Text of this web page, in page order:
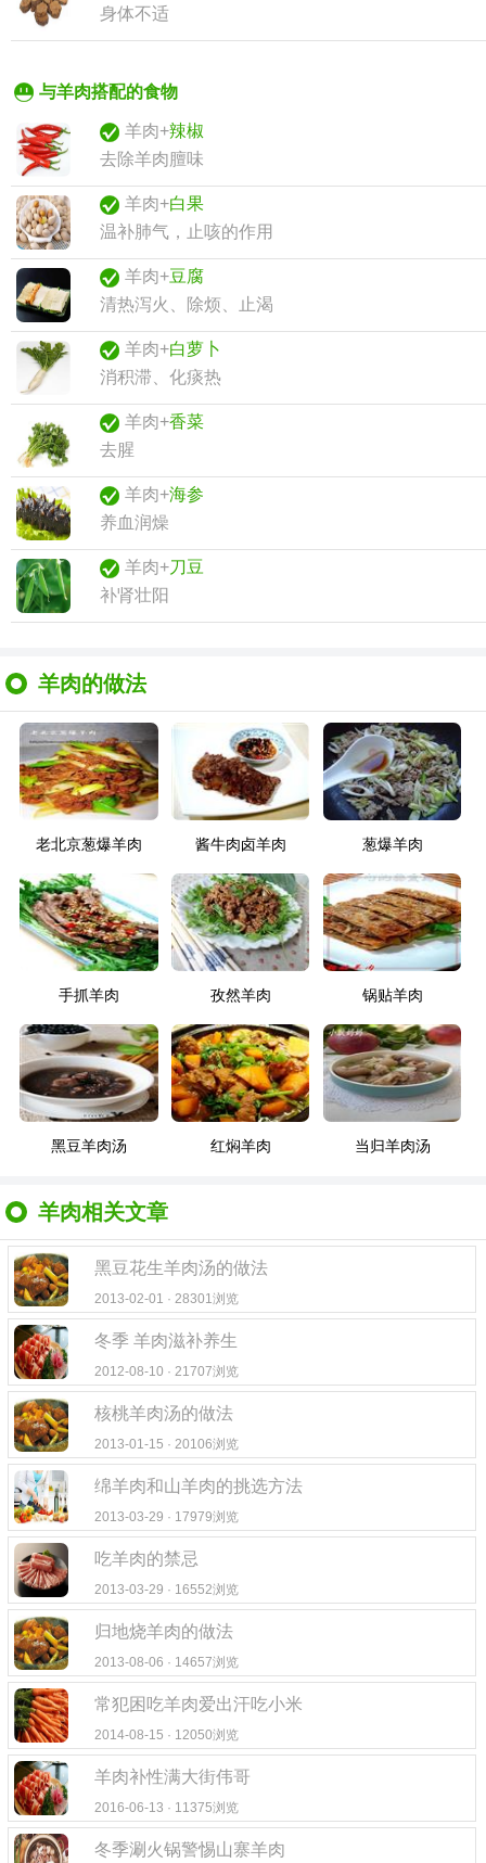
身体不适
与羊肉搭配的食物
羊肉+辣椒
去除羊肉膻味
羊肉+白果
温补肺气，止咳的作用
羊肉+豆腐
清热泻火、除烦、止渴
羊肉+白萝卜
消积滞、化痰热
羊肉+香菜
去腥
羊肉+海参
养血润燥
羊肉+刀豆
补肾壮阳
羊肉的做法
老北京葱爆羊肉 酱牛肉卤羊肉 葱爆羊肉
手抓羊肉 孜然羊肉 锅贴羊肉
黑豆羊肉汤 红焖羊肉 当归羊肉汤
羊肉相关文章
黑豆花生羊肉汤的做法
2013-02-01 · 28301浏览
冬季 羊肉滋补养生
2012-08-10 · 21707浏览
核桃羊肉汤的做法
2013-01-15 · 20106浏览
绵羊肉和山羊肉的挑选方法
2013-03-29 · 17979浏览
吃羊肉的禁忌
2013-03-29 · 16552浏览
归地烧羊肉的做法
2013-08-06 · 14657浏览
常犯困吃羊肉爱出汗吃小米
2014-08-15 · 12050浏览
羊肉补性满大街伟哥
2016-06-13 · 11375浏览
冬季涮火锅警惕山寨羊肉